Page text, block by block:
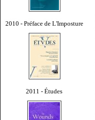
2010 - Préface de L'Imposture
2011 - Études